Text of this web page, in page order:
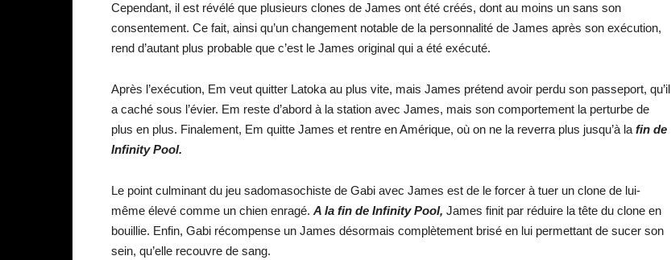
Cependant, il est révélé que plusieurs clones de James ont été créés, dont au moins un sans son
consentement. Ce fait, ainsi qu’un changement notable de la personnalité de James après son exécution,
rend d’autant plus probable que c’est le James original qui a été exécuté.
Après l’exécution, Em veut quitter Latoka au plus vite, mais James prétend avoir perdu son passeport, qu’il
a caché sous l’évier. Em reste d’abord à la station avec James, mais son comportement la perturbe de
plus en plus. Finalement, Em quitte James et rentre en Amérique, où on ne la reverra plus jusqu’à la fin de
Infinity Pool.
Le point culminant du jeu sadomasochiste de Gabi avec James est de le forcer à tuer un clone de lui-
même élevé comme un chien enragé. A la fin de Infinity Pool, James finit par réduire la tête du clone en
bouillie. Enfin, Gabi récompense un James désormais complètement brisé en lui permettant de sucer son
sein, qu’elle recouvre de sang.